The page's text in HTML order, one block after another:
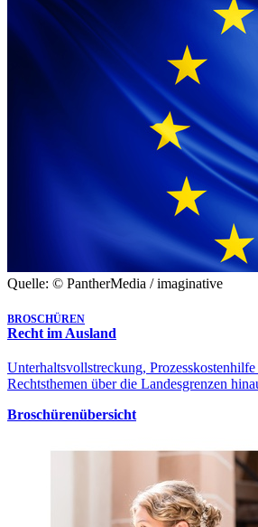
Quelle: © PantherMedia / imaginative
BROSCHÜREN
Recht im Ausland
Unterhaltsvollstreckung,
Rechtsthemen über die Landesgrenzen
Broschürenübersicht